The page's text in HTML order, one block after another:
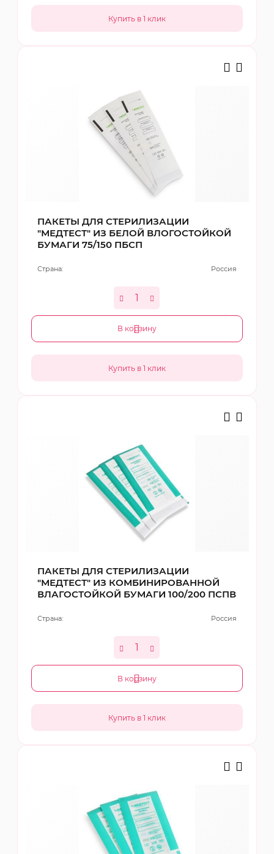
ПАКЕТЫ ДЛЯ СТЕРИЛИЗАЦИИ
"МЕДТЕСТ" ИЗ БЕЛОЙ ВЛОГОСТОЙКОЙ
БУМАГИ 75/150 ПБСП
Страна: Россия
В корзину
ПАКЕТЫ ДЛЯ СТЕРИЛИЗАЦИИ
"МЕДТЕСТ" ИЗ КОМБИНИРОВАННОЙ
ВЛАГОСТОЙКОЙ БУМАГИ 100/200 ПСПВ
Страна: Россия
В корзину